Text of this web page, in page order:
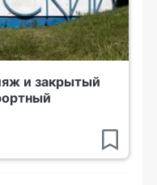
и закрытый